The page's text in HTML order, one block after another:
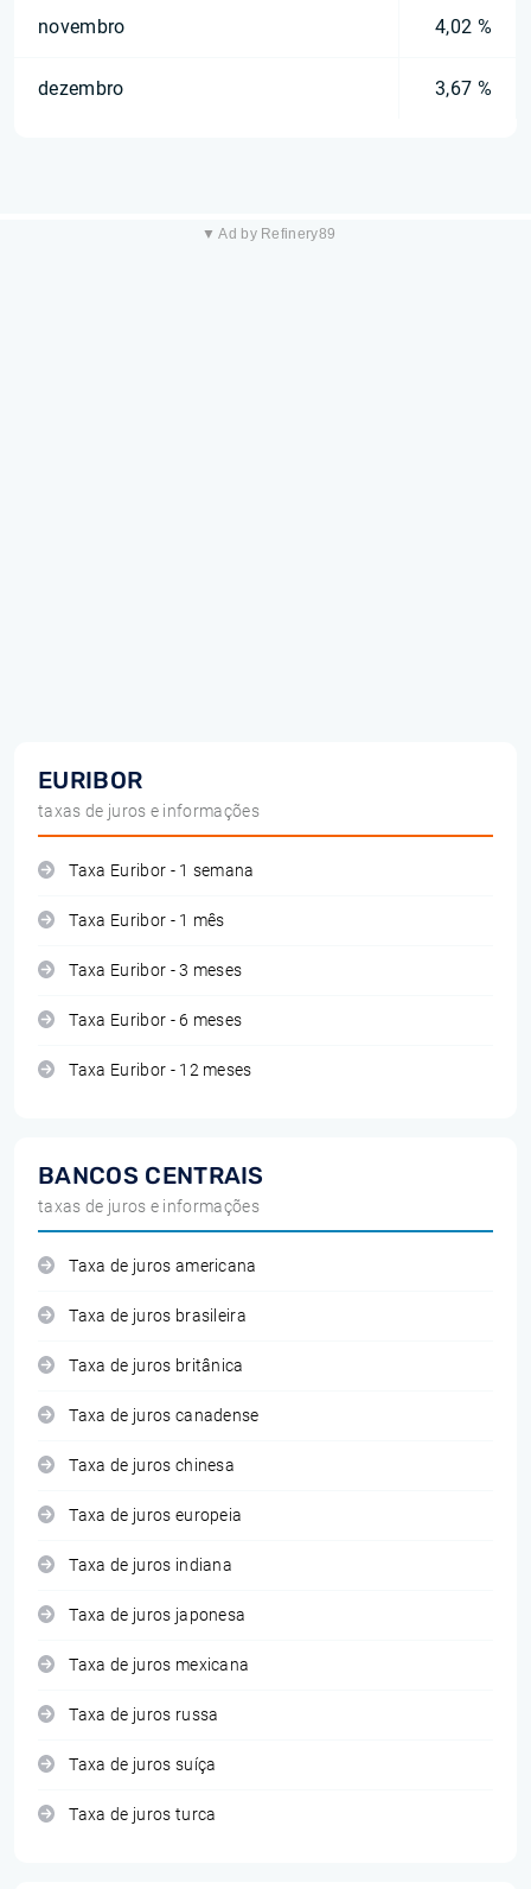
novembro 4,02 %
dezembro 3,67 %
▼ Ad by Refinery89
EURIBOR
taxas de juros e informações
Taxa Euribor - 1 semana
Taxa Euribor - 1 mês
Taxa Euribor - 3 meses
Taxa Euribor - 6 meses
Taxa Euribor - 12 meses
BANCOS CENTRAIS
taxas de juros e informações
Taxa de juros americana
Taxa de juros brasileira
Taxa de juros britânica
Taxa de juros canadense
Taxa de juros chinesa
Taxa de juros europeia
Taxa de juros indiana
Taxa de juros japonesa
Taxa de juros mexicana
Taxa de juros russa
Taxa de juros suíça
Taxa de juros turca